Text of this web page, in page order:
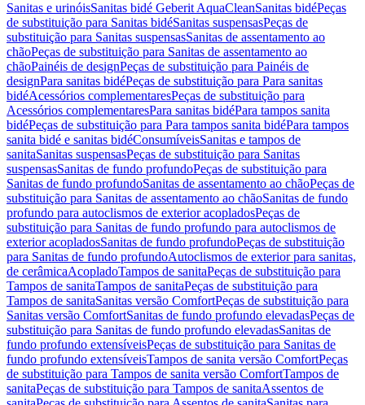
Sanitas e urinóisSanitas bidé Geberit AquaCleanSanitas bidéPeças
de substituição para Sanitas bidéSanitas suspensasPeças de
substituição para Sanitas suspensasSanitas de assentamento ao
chãoPeças de substituição para Sanitas de assentamento ao
chãoPainéis de designPeças de substituição para Painéis de
designPara sanitas bidéPeças de substituição para Para sanitas
bidéAcessórios complementaresPeças de substituição para
Acessórios complementaresPara sanitas bidéPara tampos sanita
bidéPeças de substituição para Para tampos sanita bidéPara tampos
sanita bidé e sanitas bidéConsumíveisSanitas e tampos de
sanitaSanitas suspensasPeças de substituição para Sanitas
suspensasSanitas de fundo profundoPeças de substituição para
Sanitas de fundo profundoSanitas de assentamento ao chãoPeças de
substituição para Sanitas de assentamento ao chãoSanitas de fundo
profundo para autoclismos de exterior acopladosPeças de
substituição para Sanitas de fundo profundo para autoclismos de
exterior acopladosSanitas de fundo profundoPeças de substituição
para Sanitas de fundo profundoAutoclismos de exterior para sanitas,
de cerâmicaAcopladoTampos de sanitaPeças de substituição para
Tampos de sanitaTampos de sanitaPeças de substituição para
Tampos de sanitaSanitas versão ComfortPeças de substituição para
Sanitas versão ComfortSanitas de fundo profundo elevadasPeças de
substituição para Sanitas de fundo profundo elevadasSanitas de
fundo profundo extensíveisPeças de substituição para Sanitas de
fundo profundo extensíveisTampos de sanita versão ComfortPeças
de substituição para Tampos de sanita versão ComfortTampos de
sanitaPeças de substituição para Tampos de sanitaAssentos de